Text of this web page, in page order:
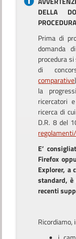
DELLA
Prima di
domanda
procedura
di
comparative
la
ricercatori
ricerca di
D.R. 8 del
E’
Firefox
Explorer, a
standard,
recenti
Ricordiamo,